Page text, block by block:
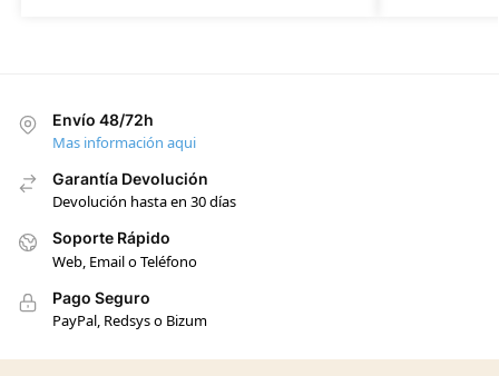
Envío 48/72h
Mas información aqui
Garantía Devolución
Devolución hasta en 30 días
Soporte Rápido
Web, Email o Teléfono
Pago Seguro
PayPal, Redsys o Bizum